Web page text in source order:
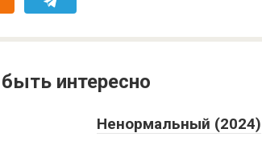
интересно
Ненормальный (2024)